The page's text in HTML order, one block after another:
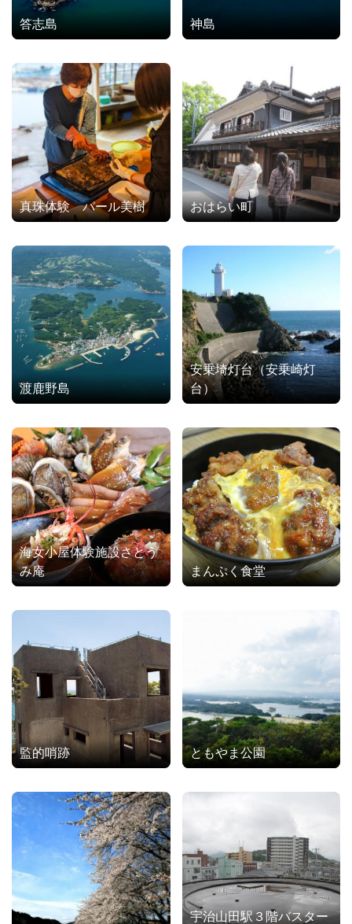
答志島 神島
真珠体験 パール美樹 おはらい町
渡鹿野島
安乗埼灯台（安乗崎灯
台）
海女小屋体験施設さとう
み庵
まんぷく食堂
監的哨跡 ともやま公園
宇治山田駅３階バスター